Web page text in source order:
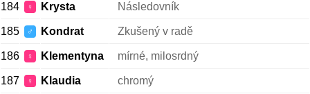
184 ♀ Krysta Následovník
185 ♂ Kondrat Zkušený v radě
186 ♀ Klementyna mírné, milosrdný
187 ♀ Klaudia chromý